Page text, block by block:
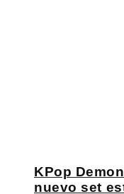
KPop
nuevo set